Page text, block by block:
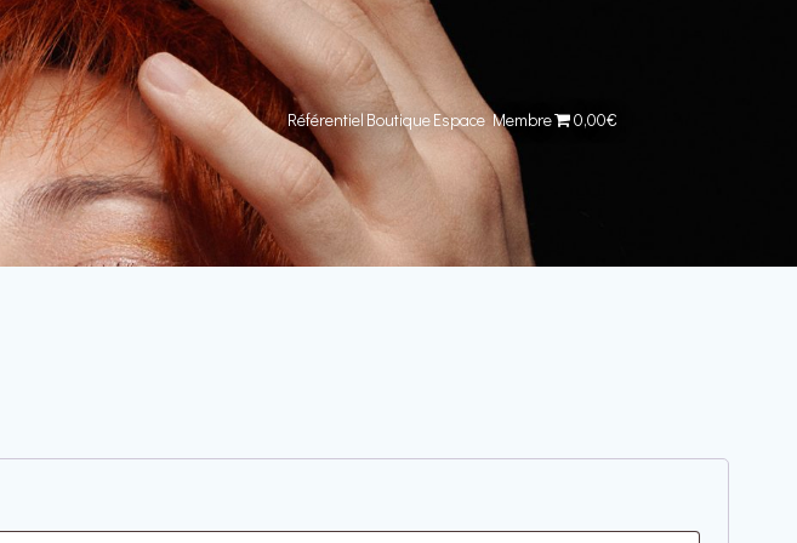
Référentiel BoutiqueEspace Membre 0,00€